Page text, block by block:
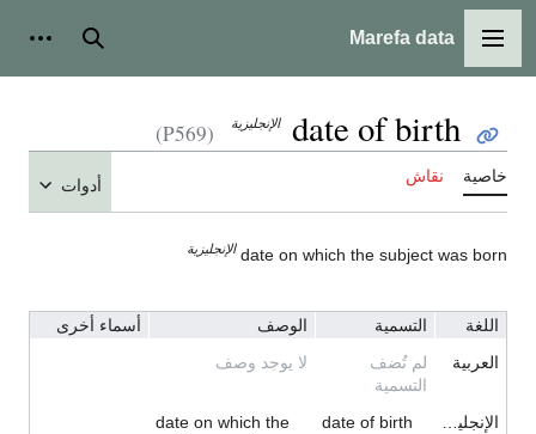
القائمة الرئيسية
Marefa data بحث
date of birth الإنجليزية (P569)
خاصية نقاش أدوات
date on which the subject was born الإنجليزية
اللغة التسمية الوصف
أسماء أخرى
العربية
لم تُضف
التسمية
لا يوجد وصف
الإنجليزية date of birth
date on which the